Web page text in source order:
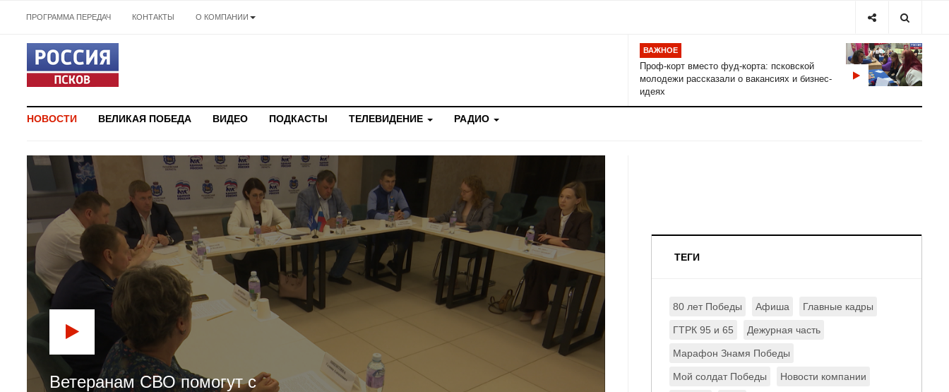
ПРОГРАММА ПЕРЕДАЧ КОНТАКТЫ О КОМПАНИИ
ВАЖНОЕ
Проф-корт вместо фуд-корта: псковской
молодежи рассказали о вакансиях и бизнес-
идеях
НОВОСТИ ВЕЛИКАЯ ПОБЕДА ВИДЕО ПОДКАСТЫ ТЕЛЕВИДЕНИЕ РАДИО
Ветеранам СВО помогут с
ТЕГИ
80 лет Победы Афиша Главные кадры
ГТРК 95 и 65 Дежурная часть
Марафон Знамя Победы
Мой солдат Победы Новости компании